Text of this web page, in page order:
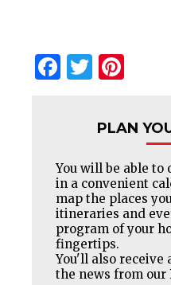
Facebook
Twitter
PLAN
You will be able
in a convenient
map the places
itineraries and
program of your
fingertips.
You'll also receive
the news from our